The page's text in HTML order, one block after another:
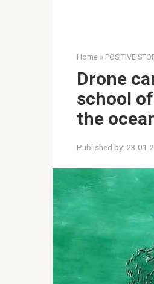
Home » POSITIVE
Drone
school
the
Published by: